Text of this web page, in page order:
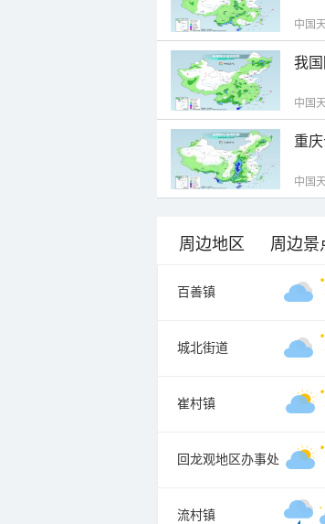
中国
我
中国
重
中国
周边地区 周边景
百善镇
城北街道
崔村镇
回龙观地区办事处
流村镇